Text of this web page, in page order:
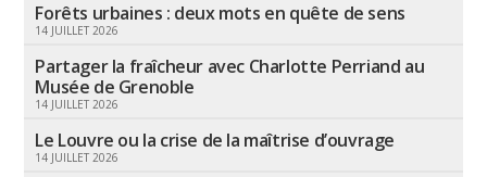
Forêts urbaines : deux mots en quête de sens
14 JUILLET 2026
Partager la fraîcheur avec Charlotte Perriand au
Musée de Grenoble
14 JUILLET 2026
Le Louvre ou la crise de la maîtrise d’ouvrage
14 JUILLET 2026